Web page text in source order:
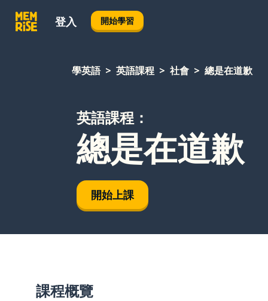
登入 開始學習
學英語 英語課程 社會 總是在道歉
英語課程：
總是在道歉
開始上課
課程概覽